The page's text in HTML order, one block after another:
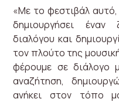
«Με το φεστιβάλ
δημιουργήσει
διαλόγου και
τον πλούτο της
φέρουμε σε διάλογο
αναζήτηση,
ανήκει στον τόπο